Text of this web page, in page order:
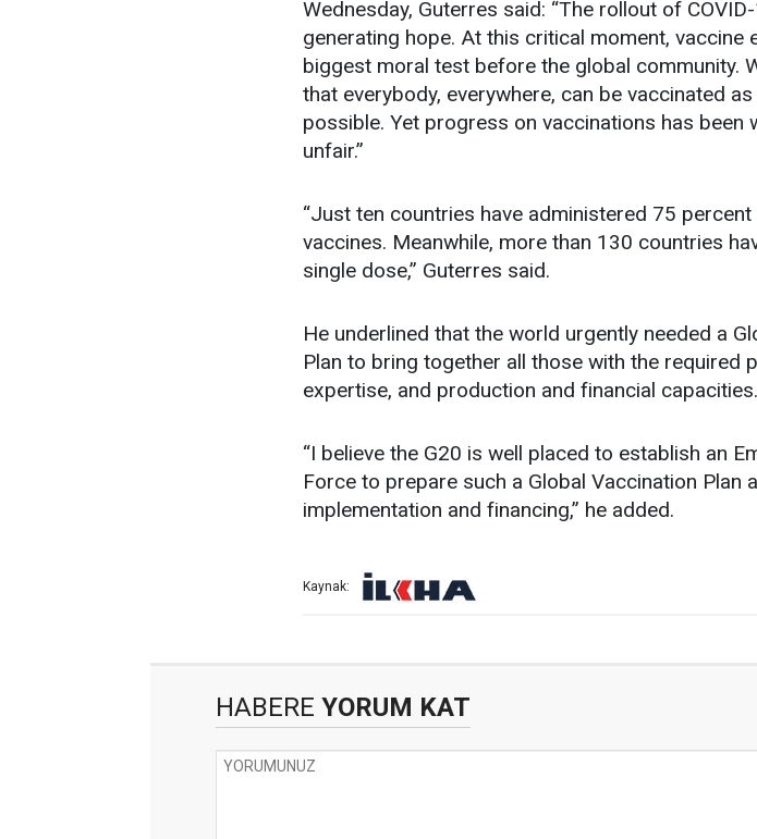
Wednesday, Guterres said: “The rollout of
generating hope. At this critical moment, vaccine
biggest moral test before the global community.
that everybody, everywhere, can be vaccinated
possible. Yet progress on vaccinations has been
unfair.”
“Just ten countries have administered 75 percent
vaccines. Meanwhile, more than 130 countries
single dose,” Guterres said.
He underlined that the world urgently needed a
Plan to bring together all those with the required
expertise, and production and financial capacities.
“I believe the G20 is well placed to establish an
Force to prepare such a Global Vaccination Plan
implementation and financing,” he added.
Kaynak:
HABERE YORUM KAT